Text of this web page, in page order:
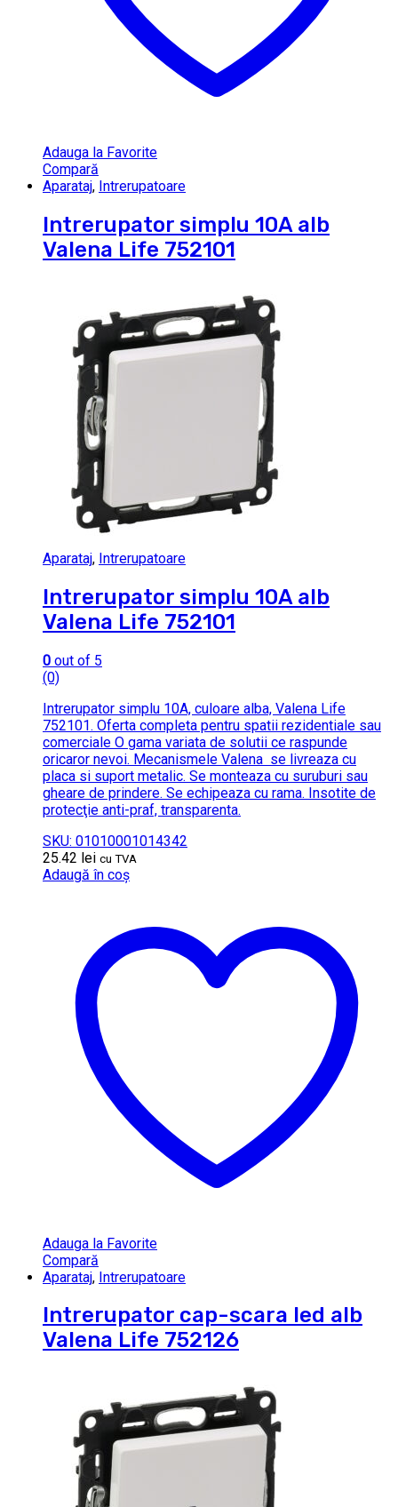
Adauga la Favorite
Compară
Aparataj, Intrerupatoare
Intrerupator simplu 10A alb
Valena Life 752101
Aparataj, Intrerupatoare
Intrerupator simplu 10A alb
Valena Life 752101
0 out of 5
(0)
Intrerupator simplu 10A, culoare alba, Valena Life
752101. Oferta completa pentru spatii rezidentiale sau
comerciale O gama variata de solutii ce raspunde
oricaror nevoi. Mecanismele Valena se livreaza cu
placa si suport metalic. Se monteaza cu suruburi sau
gheare de prindere. Se echipeaza cu rama. Insotite de
protecţie anti-praf, transparenta.
SKU: 01010001014342
25.42 lei cu TVA
Adaugă în coș
Adauga la Favorite
Compară
Aparataj, Intrerupatoare
Intrerupator cap-scara led alb
Valena Life 752126